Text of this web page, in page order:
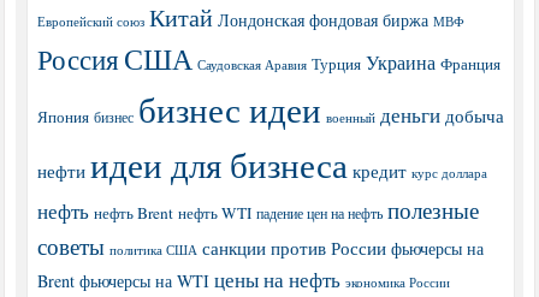
Европейский союз Китай Лондонская фондовая биржа МВФ
РоссияСША Саудовская Аравия Турция Украина Франция
Япония бизнес бизнес идеи военный деньги добыча
нефти идеи для бизнеса кредит курс доллара
нефть нефть Brent нефть WTI падение цен на нефть полезные
советы политика США санкции против России фьючерсы на
Brent фьючерсы на WTI цены на нефть экономика России